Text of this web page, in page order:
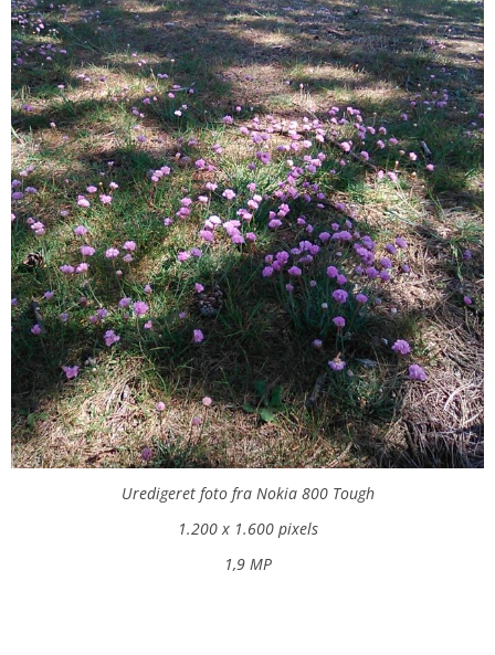
Uredigeret foto fra Nokia 800 Tough
1.200 x 1.600 pixels
1,9 MP